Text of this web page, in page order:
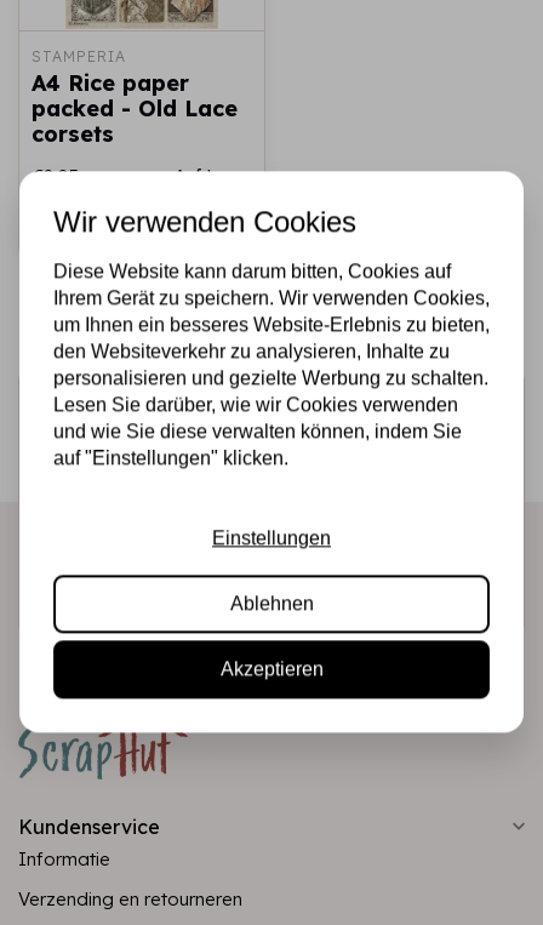
STAMPERIA
A4 Rice paper
packed - Old Lace
corsets
€2,25 Auf Lager
Schnell
hinzufügen
Melden Sie sich für den Newsletter an
Erhalten Sie als Erster unsere Aktionen und neuen
Kundenservice
Informatie
Verzending en retourneren
Wir verwenden Cookies
Diese Website kann darum bitten, Cookies auf
Ihrem Gerät zu speichern. Wir verwenden Cookies,
um Ihnen ein besseres Website-Erlebnis zu bieten,
den Websiteverkehr zu analysieren, Inhalte zu
personalisieren und gezielte Werbung zu schalten.
Lesen Sie darüber, wie wir Cookies verwenden
und wie Sie diese verwalten können, indem Sie
auf "Einstellungen" klicken.
Einstellungen
Ablehnen
Akzeptieren